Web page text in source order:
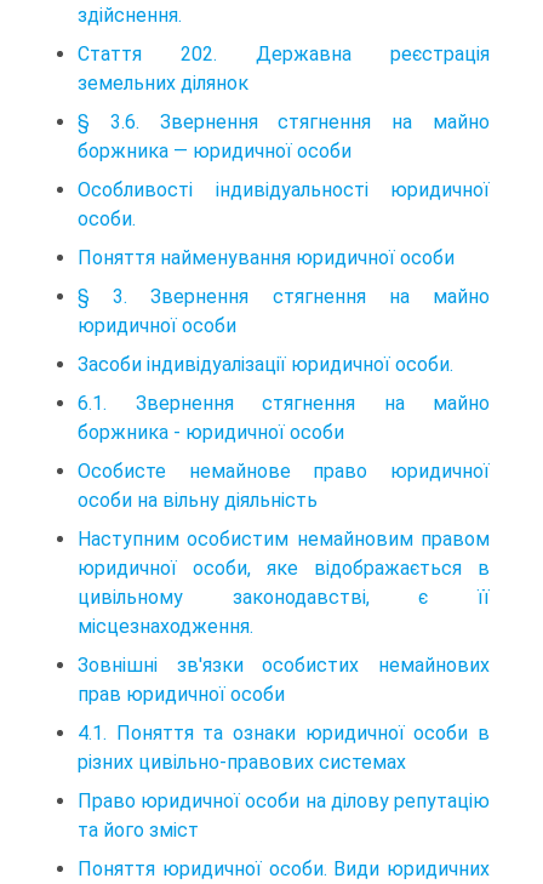
здійснення.
Стаття 202. Державна реєстрація
земельних ділянок
§ 3.6. Звернення стягнення на майно
боржника — юридичної особи
Особливості індивідуальності юридичної
особи.
Поняття найменування юридичної особи
§ 3. Звернення стягнення на майно
юридичної особи
Засоби індивідуалізації юридичної особи.
6.1. Звернення стягнення на майно
боржника - юридичної особи
Особисте немайнове право юридичної
особи на вільну діяльність
Наступним особистим немайновим правом
юридичної особи, яке відображається в
цивільному законодавстві, є її
місцезнаходження.
Зовнішні зв'язки особистих немайнових
прав юридичної особи
4.1. Поняття та ознаки юридичної особи в
різних цивільно-правових системах
Право юридичної особи на ділову репутацію
та його зміст
Поняття юридичної особи. Види юридичних